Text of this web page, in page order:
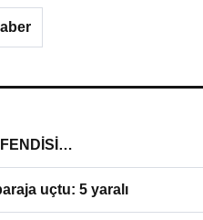
uçtu: 5 yaralı